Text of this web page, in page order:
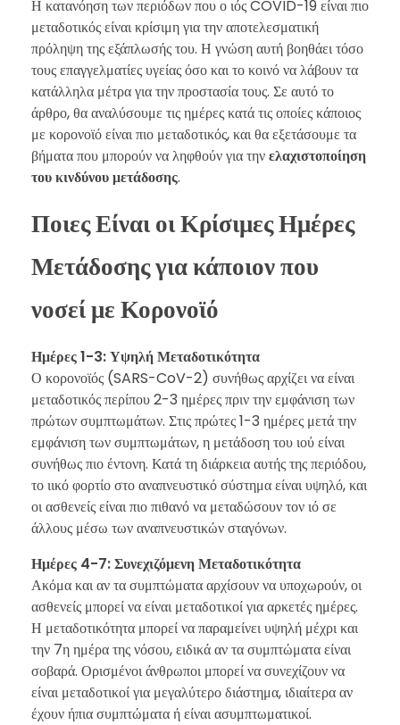
Η κατανόηση των περιόδων που ο ιός COVID-19 είναι πιο
μεταδοτικός είναι κρίσιμη για την αποτελεσματική
πρόληψη της εξάπλωσής του. Η γνώση αυτή βοηθάει τόσο
τους επαγγελματίες υγείας όσο και το κοινό να λάβουν τα
κατάλληλα μέτρα για την προστασία τους. Σε αυτό το
άρθρο, θα αναλύσουμε τις ημέρες κατά τις οποίες κάποιος
με κορονοϊό είναι πιο μεταδοτικός, και θα εξετάσουμε τα
βήματα που μπορούν να ληφθούν για τηνελαχιστοποίηση
του κινδύνου μετάδοσης.
Ποιες Είναι οι Κρίσιμες Ημέρες
Μετάδοσης για κάποιον που
νοσεί με Κορονοϊό
Ημέρες 1-3: Υψηλή Μεταδοτικότητα
Ο κορονοϊός (SARS-CoV-2) συνήθως αρχίζει να είναι
μεταδοτικός περίπου 2-3 ημέρες πριν την εμφάνιση των
πρώτων συμπτωμάτων. Στις πρώτες 1-3 ημέρες μετά την
εμφάνιση των συμπτωμάτων, η μετάδοση του ιού είναι
συνήθως πιο έντονη. Κατά τη διάρκεια αυτής της περιόδου,
το ιικό φορτίο στο αναπνευστικό σύστημα είναι υψηλό, και
οι ασθενείς είναι πιο πιθανό να μεταδώσουν τον ιό σε
άλλους μέσω των αναπνευστικών σταγόνων.
Ημέρες 4-7: Συνεχιζόμενη Μεταδοτικότητα
Ακόμα και αν τα συμπτώματα αρχίσουν να υποχωρούν, οι
ασθενείς μπορεί να είναι μεταδοτικοί για αρκετές ημέρες.
Η μεταδοτικότητα μπορεί να παραμείνει υψηλή μέχρι και
την 7η ημέρα της νόσου, ειδικά αν τα συμπτώματα είναι
σοβαρά. Ορισμένοι άνθρωποι μπορεί να συνεχίζουν να
είναι μεταδοτικοί για μεγαλύτερο διάστημα, ιδιαίτερα αν
έχουν ήπια συμπτώματα ή είναι ασυμπτωματικοί.